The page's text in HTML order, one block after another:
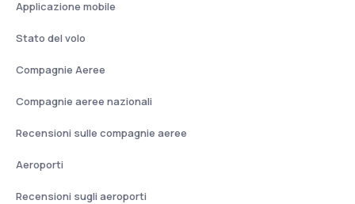
Applicazione mobile
Stato del volo
Compagnie Aeree
Compagnie aeree nazionali
Recensioni sulle compagnie aeree
Aeroporti
Recensioni sugli aeroporti